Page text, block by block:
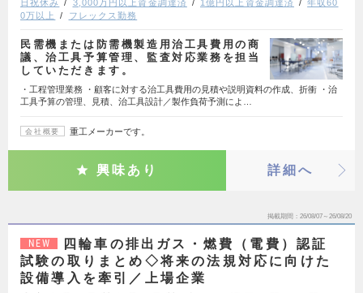
日祝休み
3,000万円以上資金調達済 1億円以上資金調達済
年収60
0万以上
フレックス勤務
民需機または防需機製造用治工具費用の商
議、治工具予算管理、監査対応業務を担当
していただきます。
・工程管理業務 ・顧客に対する治工具費用の見積や説明資料の作成、折衝 ・治
工具予算の管理、見積、治工具設計／製作負荷予測によ…
会社概要 重工メーカーです。
興味あり 詳細へ
掲載期間 26/08/07～26/08/20
NEW
四輪車の排出ガス・燃費（電費）認証
試験の取りまとめ◇将来の法規対応に向けた
設備導入を牽引／上場企業